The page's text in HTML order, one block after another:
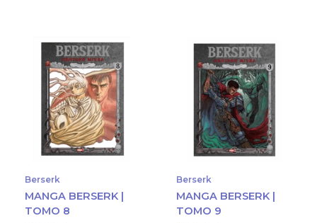
Berserk
MANGA BERSERK |
TOMO 8
Berserk
MANGA BERSERK |
TOMO 9